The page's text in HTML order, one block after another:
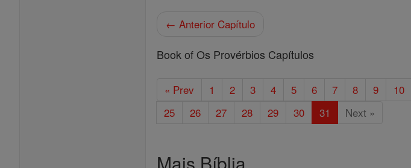
← Anterior Capítulo
Book of Os Provérbios Capítulos
« Prev 1 2 3 4 5 6 7 8 9 10
25
26 27 28 29 30 31 Next »